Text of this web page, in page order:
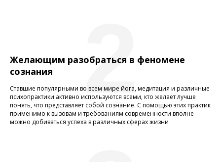
Желающим разобраться в феномене
сознания
Ставшие популярными во всем мире йога, медитация и различные
психопрактики активно используются всеми, кто желает лучше
понять, что представляет собой сознание. С помощью этих практик
применимо к вызовам и требованиям современности вполне
можно добиваться успеха в различных сферах жизни
2